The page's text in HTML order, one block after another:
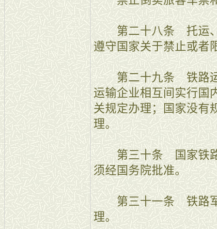
第二十八条 托运、
遵守国家关于禁止或者
第二十九条 铁路运
运输企业相互间实行国
关规定办理；国家没有
理。
第三十条 国家铁路
须经国务院批准。
第三十一条 铁路军
理。